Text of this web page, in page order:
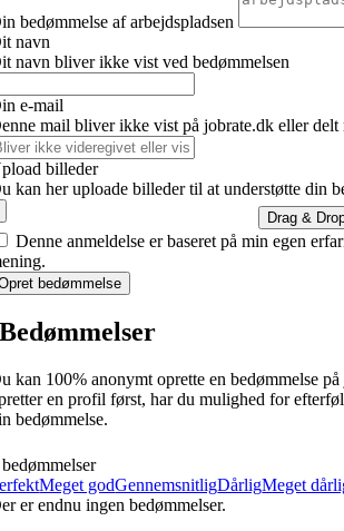
bedømmelse af arbejdspladsen
navn
navn bliver ikke vist ved bedømmelsen
e-mail
mail bliver ikke vist på jobrate.dk eller delt
billeder
kan her uploade billeder til at understøtte din
Drag &
Denne anmeldelse er baseret på min egen
bedømmelse
Bedømmelser
kan 100% anonymt oprette en bedømmelse
en profil først, har du mulighed for
bedømmelse.
Meget godGennemsnitligDårligMeget
er endnu ingen bedømmelser.